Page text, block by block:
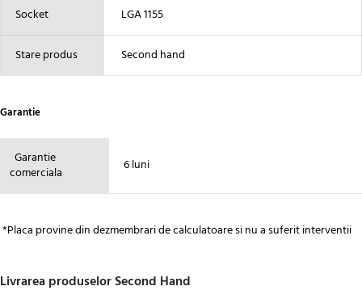
Socket LGA 1155
Stare produs Second hand
Garantie
Garantie
comerciala
6 luni
*Placa provine din dezmembrari de calculatoare si nu a suferit interventii
Livrarea produselor Second Hand